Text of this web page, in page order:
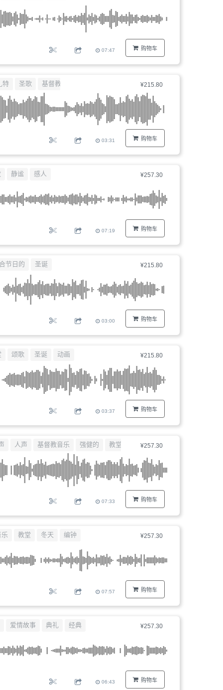
购物车
07:47
¥215.80
购物车
特 圣歌 基督教音乐
03:31
¥257.30
购物车
静谧 感人
07:19
¥215.80
购物车
节日的 圣诞
03:00
¥215.80
购物车
颂歌 圣诞 动画
03:37
¥257.30
购物车
人声 基督教音乐 强健的 教堂
07:33
¥257.30
购物车
教堂 冬天 编钟
07:57
¥257.30
购物车
爱情故事 典礼 经典
06:43